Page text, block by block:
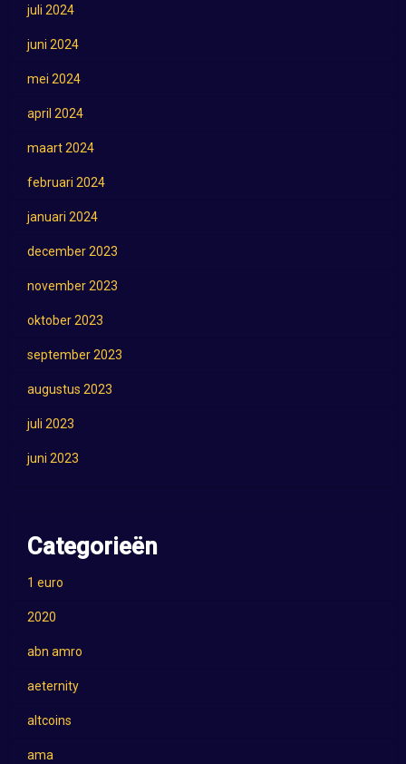
juli 2024
juni 2024
mei 2024
april 2024
maart 2024
februari 2024
januari 2024
december 2023
november 2023
oktober 2023
september 2023
augustus 2023
juli 2023
juni 2023
Categorieën
1 euro
2020
abn amro
aeternity
altcoins
ama